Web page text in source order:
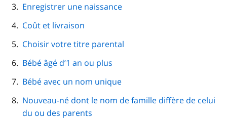
Enregistrer une naissance
Coût et livraison
Choisir votre titre parental
Bébé âgé d’1 an ou plus
Bébé avec un nom unique
Nouveau-né dont le nom de famille diffère de celui
du ou des parents